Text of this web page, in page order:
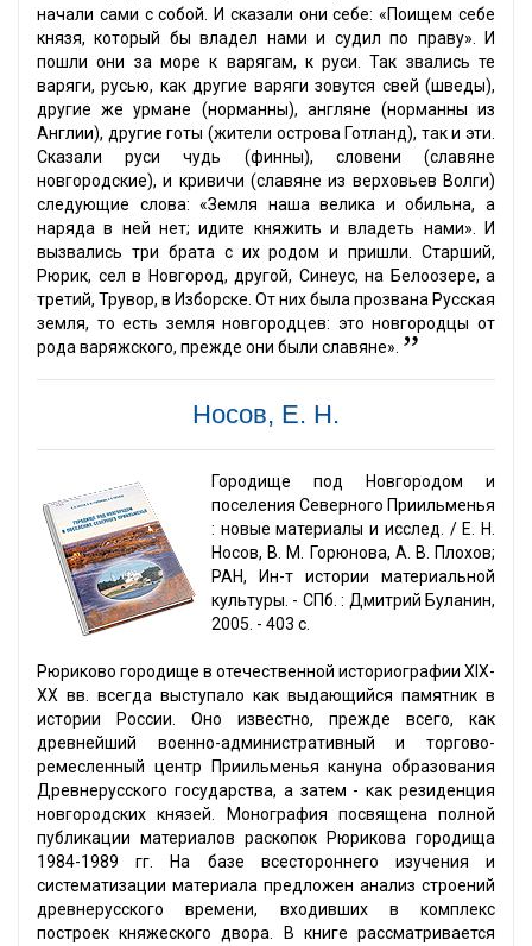
начали сами с собой. И сказали они себе: «Поищем себе
князя, который бы владел нами и судил по праву». И
пошли они за море к варягам, к руси. Так звались те
варяги, русью, как другие варяги зовутся свей (шведы),
другие же урмане (норманны), англяне (норманны из
Англии), другие готы (жители острова Готланд), так и эти.
Сказали руси чудь (финны), словени (славяне
новгородские), и кривичи (славяне из верховьев Волги)
следующие слова: «Земля наша велика и обильна, а
наряда в ней нет; идите княжить и владеть нами». И
вызвались три брата с их родом и пришли. Старший,
Рюрик, сел в Новгород, другой, Синеус, на Белоозере, а
третий, Трувор, в Изборске. От них была прозвана Русская
земля, то есть земля новгородцев: это новгородцы от
рода варяжского, прежде они были славяне». ”
Носов, Е. Н.
Городище под Новгородом и
поселения Северного Приильменья
: новые материалы и исслед. / Е. Н.
Носов, В. М. Горюнова, А. В. Плохов;
РАН, Ин-т истории материальной
культуры. - СПб. : Дмитрий Буланин,
2005. - 403 с.
Рюриково городище в отечественной историографии XIX-
XX вв. всегда выступало как выдающийся памятник в
истории России. Оно известно, прежде всего, как
древнейший военно-административный и торгово-
ремесленный центр Приильменья кануна образования
Древнерусского государства, а затем - как резиденция
новгородских князей. Монография посвящена полной
публикации материалов раскопок Рюрикова городища
1984-1989 гг. На базе всестороннего изучения и
систематизации материала предложен анализ строений
древнерусского времени, входивших в комплекс
построек княжеского двора. В книге рассматривается